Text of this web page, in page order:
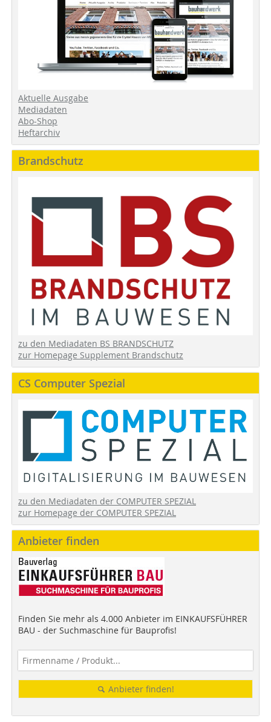
Aktuelle Ausgabe
Mediadaten
Abo-Shop
Heftarchiv
Brandschutz
zu den Mediadaten BS BRANDSCHUTZ
zur Homepage Supplement Brandschutz
CS Computer Spezial
zu den Mediadaten der COMPUTER SPEZIAL
zur Homepage der COMPUTER SPEZIAL
Anbieter finden
Finden Sie mehr als 4.000 Anbieter im EINKAUFSFÜHRER
BAU - der Suchmaschine für Bauprofis!
Anbieter finden!